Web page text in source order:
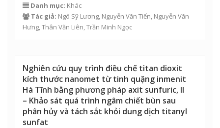
Danh mục: Khác
Tác giả: Ngô Sỹ Lương, Nguyễn Văn Tiến, Nguyễn Văn
Hưng, Thân Văn Liên,Trần Minh Ngọc
Nghiên cứu quy trình điều chế titan dioxit
kích thước nanomet từ tinh quặng inmenit
Hà Tĩnh bằng phương pháp axit sunfuric, II
– Khảo sát quá trình ngâm chiết bùn sau
phân hủy và tách sắt khỏi dung dịch titanyl
sunfat